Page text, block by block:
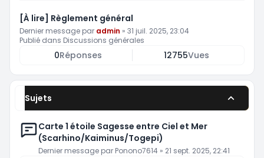
[À lire] Règlement général
Dernier message par admin » 31 juil. 2025, 23:04
Publié dans Discussions générales
0Réponses 12755Vues
Sujets
Carte 1 étoile Sagesse entre Ciel et Mer
(Scarhino/Kaiminus/Togepi)
Dernier message par Ponono7614 » 21 sept. 2025, 22:41